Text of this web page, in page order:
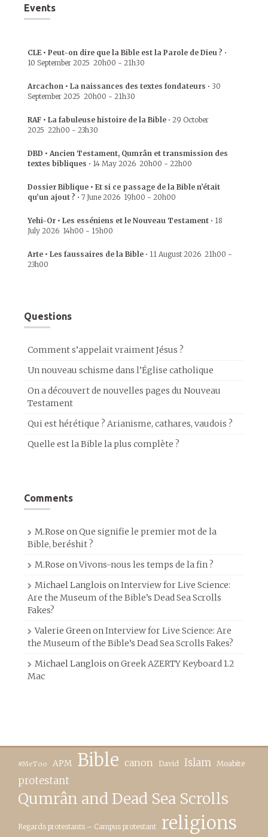
Events
CLE • Peut-on dire que la Bible est la Parole de Dieu ? •
10 September 2025 20h00 - 21h30
Arcachon • La naissances des textes fondateurs • 30
September 2025 20h00 - 21h30
RAF • La fabuleuse histoire de la Bible • 29 October
2025 22h00 - 23h30
DBD • Ancien Testament, Qumrân et transmission des
textes bibliques • 14 May 2026 20h00 - 22h00
Dossier Biblique • Et si ce passage de la Bible n’était
qu’un ajout ? • 7 June 2026 19h00 - 20h00
Yehi-Or • Les esséniens et le Nouveau Testament • 18
July 2026 14h00 - 15h00
Arte • Les faussaires de la Bible • 11 August 2026 21h00 -
23h00
Questions
Comment s’appelait vraiment Jésus ?
Un nouveau schisme dans l’Église catholique
On a découvert de nouvelles pages du Nouveau
Testament
Qui est hérétique ? Arianisme, cathares, vaudois ?
Quelle est la Bible la plus complète ?
Comments
M.Rose onQue signifie le premier mot de la
Bible, beréshit ?
M.Rose onVivons-nous les temps de la fin ?
Michael Langlois onInterview for Live Science:
Are the Museum of the Bible’s Dead Sea Scrolls
Fakes?
Valerie GreenonInterview for Live Science: Are
the Museum of the Bible’s Dead Sea Scrolls Fakes?
Michael Langlois onGreek AZERTY Keyboard 1.2
Mac
#MeToo APM Bible canon David Islam Moabite
protestant
Qumrân and Dead Sea Scrolls
Regards protestants – Campus protestant religions